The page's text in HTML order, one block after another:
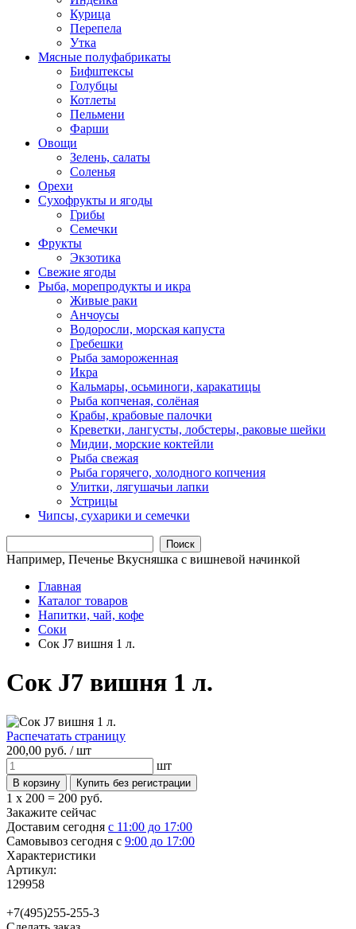
Курица
Перепела
Утка
Мясные полуфабрикаты
Бифштексы
Голубцы
Котлеты
Пельмени
Фарши
Овощи
Зелень, салаты
Соленья
Орехи
Сухофрукты и ягоды
Грибы
Семечки
Фрукты
Экзотика
Свежие ягоды
Рыба, морепродукты и икра
Живые раки
Анчоусы
Водоросли, морская капуста
Гребешки
Рыба замороженная
Икра
Кальмары, осьминоги, каракатицы
Рыба копченая, солёная
Крабы, крабовые палочки
Креветки, лангусты, лобстеры, раковые шейки
Мидии, морские коктейли
Рыба свежая
Рыба горячего, холодного копчения
Улитки, лягушачьи лапки
Устрицы
Чипсы, сухарики и семечки
Поиск
Например, Печенье Вкусняшка с вишневой начинкой
Главная
Каталог товаров
Напитки, чай, кофе
Соки
Сок J7 вишня 1 л.
Сок J7 вишня 1 л.
Распечатать страницу
200,00 руб. /шт
шт
1 x 200 = 200 руб.
Закажите сейчас
Доставим сегодня с 11:00 до 17:00
Самовывоз сегодня с 9:00 до 17:00
Характеристики
Артикул:
129958
+7(495)255-255-3